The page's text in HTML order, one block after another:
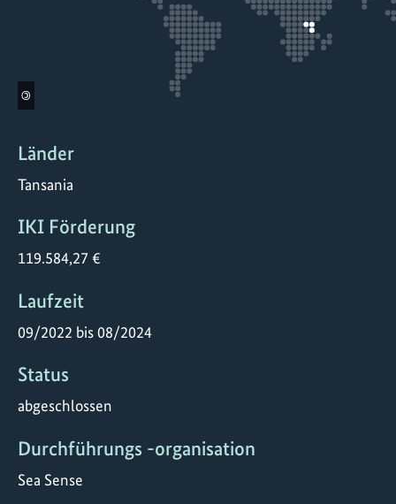
©
Länder
Tansania
IKI Förderung
119.584,27 €
Laufzeit
09/2022 bis 08/2024
Status
abgeschlossen
Durchführungs -organisation
Sea Sense